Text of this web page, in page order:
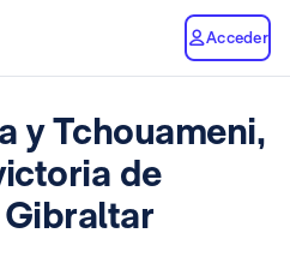
Acceder
y Tchouameni,
de